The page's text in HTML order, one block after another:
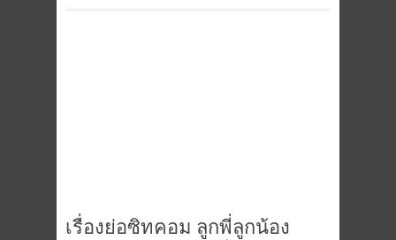
เรื่องย่อซิทคอม ลูกพี่ลูกน้อง